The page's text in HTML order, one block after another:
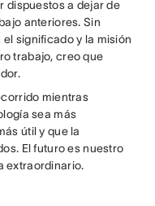
dispuestos a dejar de
anteriores. Sin
significado y la misión
trabajo, creo que
mientras
sea más
útil y que la
El futuro es nuestro
extraordinario.